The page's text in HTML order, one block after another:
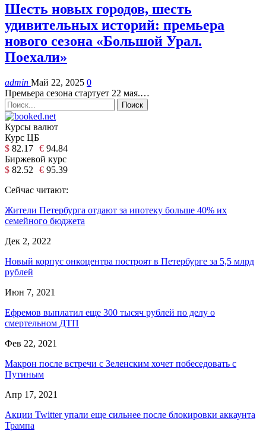
Шесть новых городов, шесть
удивительных историй: премьера
нового сезона «Большой Урал.
Поехали»
admin Май 22, 2025 0
Премьера сезона стартует 22 мая.…
Курсы валют
Курс ЦБ
$ 82.17 € 94.84
Биржевой курс
$ 82.52 € 95.39
Сейчас читают:
Жители Петербурга отдают за ипотеку больше 40% их
семейного бюджета
Дек 2, 2022
Новый корпус онкоцентра построят в Петербурге за 5,5 млрд
рублей
Июн 7, 2021
Ефремов выплатил еще 300 тысяч рублей по делу о
смертельном ДТП
Фев 22, 2021
Макрон после встречи с Зеленским хочет побеседовать с
Путиным
Апр 17, 2021
Акции Twitter упали еще сильнее после блокировки аккаунта
Трампа